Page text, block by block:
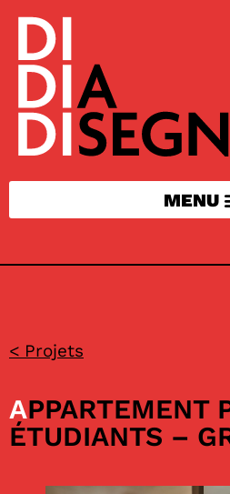
< Projets
APPARTEMENT POUR
ÉTUDIANTS –